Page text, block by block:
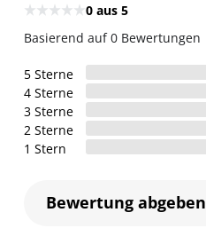
0 aus 5
Basierend auf 0 Bewertungen
1 Stern
2 Sterne
3 Sterne
4 Sterne
5 Sterne
Bewertung abgeben